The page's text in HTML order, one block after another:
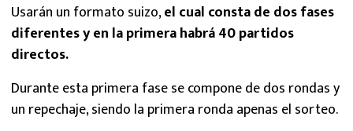
Usarán un formato suizo,el cual consta de dos fases
diferentes y en la primera habrá 40 partidos
directos.
Durante esta primera fase se compone de dos rondas y
un repechaje, siendo la primera ronda apenas el sorteo.